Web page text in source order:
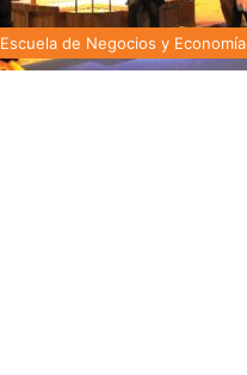
Escuela de Negocios y Economía